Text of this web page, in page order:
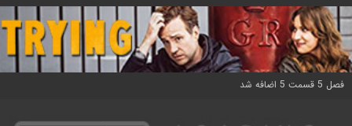
فصل 5 قسمت 5 اضافه شد